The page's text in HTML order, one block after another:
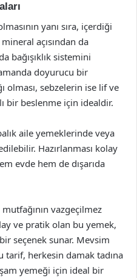
yanı sıra, içerdiği
açısından da
bağışıklık sistemini
doyurucu bir
olması, sebzelerin ise lif ve
bir beslenme için idealdir.
aile yemeklerinde veya
Hazırlanması kolay
evde hem de dışarıda
vazgeçilmez
ve pratik olan bu yemek,
seçenek sunar. Mevsim
tarif, herkesin damak tadına
yemeği için ideal bir